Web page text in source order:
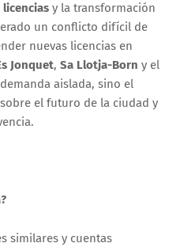
y la transformación
un conflicto difícil de
nuevas licencias en
Jonquet, Sa Llotja-Born y el
aislada, sino el
el futuro de la ciudad y
similares y cuentas